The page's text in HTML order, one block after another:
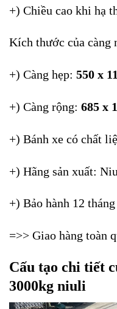
+) Chiều cao khi hạ
Kích thước của càng
+) Càng hẹp: 550 x
+) Càng rộng: 685 x
+) Bánh xe có chất
+) Hãng sản xuất:
+) Bảo hành 12 tháng
=>> Giao hàng toàn
Cấu tạo chi tiết
3000kg niuli